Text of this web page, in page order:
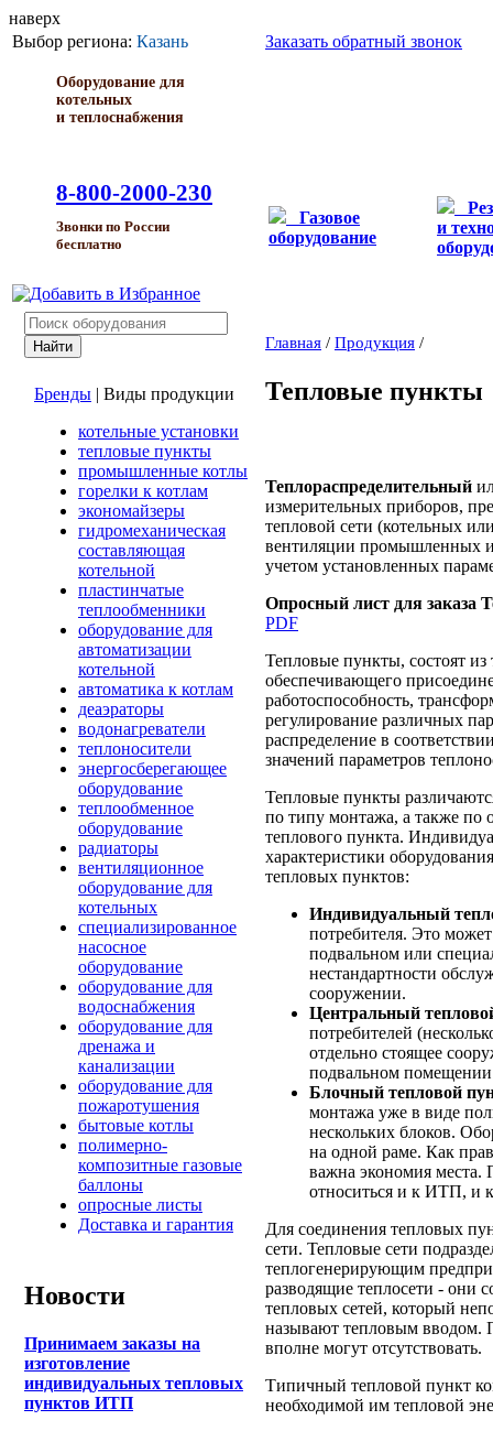
наверх
Выбор региона: Казань
Оборудование для
котельных
и теплоснабжения
8-800-2000-230
Звонки по России
бесплатно
Заказать обратный звонок
Газовое
оборудование
и
Бренды | Виды продукции
котельные установки
тепловые пункты
промышленные котлы
горелки к котлам
экономайзеры
гидромеханическая
составляющая
котельной
пластинчатые
теплообменники
оборудование для
автоматизации
котельной
автоматика к котлам
деаэраторы
водонагреватели
теплоносители
энергосберегающее
оборудование
теплообменное
оборудование
радиаторы
вентиляционное
оборудование для
котельных
специализированное
насосное
оборудование
оборудование для
водоснабжения
оборудование для
дренажа и
канализации
оборудование для
пожаротушения
бытовые котлы
полимерно-
композитные газовые
баллоны
опросные листы
Доставка и гарантия
Новости
Принимаем заказы на
изготовление
индивидуальных тепловых
пунктов ИТП
Главная / Продукция /
Тепловые пункты
Теплораспределительный
измерительных приборов,
тепловой сети (котельных
вентиляции промышленных и
учетом установленных
Опросный лист для заказа
PDF
Тепловые пункты, состоят
обеспечивающего
работоспособность,
регулирование различных
распределение в
значений параметров
Тепловые пункты
по типу монтажа, а также по
теплового пункта.
характеристики
тепловых пунктов:
Индивидуальный
потребителя. Это
подвальном или
нестандартности
сооружении.
Центральный
потребителей
отдельно стоящее
подвальном
Блочный тепловой
монтажа уже в виде
нескольких блоков.
на одной раме. Как
важна экономия
относиться и к ИТП, и
Для соединения тепловых
сети. Тепловые сети
теплогенерирующим
разводящие теплосети - они
тепловых сетей, который
называют тепловым вводом.
вполне могут отсутствовать.
Типичный тепловой пункт
необходимой им тепловой